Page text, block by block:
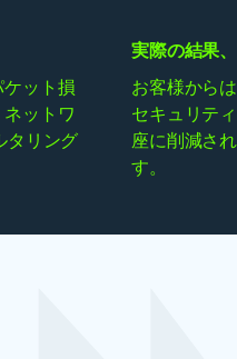
ット損
ットワ
タリング
実際の結果
お客様から
セキュリテ
座に削減さ
す。